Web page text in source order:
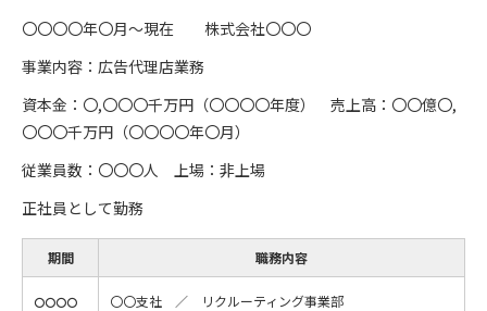
〇〇〇〇年〇月～現在 株式会社〇〇〇
事業内容：広告代理店業務
資本金：〇,〇〇〇千万円（〇〇〇〇年度） 売上高：〇〇億〇,
〇〇〇千万円（〇〇〇〇年〇月）
従業員数：〇〇〇人 上場：非上場
正社員として勤務
期間 職務内容
〇〇〇〇
〇〇支社 ／ リクルーティング事業部